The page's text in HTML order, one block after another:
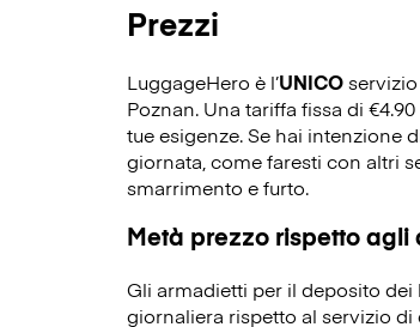
Prezzi
LuggageHero è l’UNICO
Poznan. Una tariffa fissa di
tue esigenze. Se hai intenzione
giornata, come faresti con altri
smarrimento e furto.
Metà prezzo rispetto
Gli armadietti per il deposito
giornaliera rispetto al servizio